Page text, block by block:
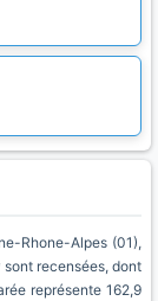
Rhone-Alpes (01),
recensées, dont
représente 162,9